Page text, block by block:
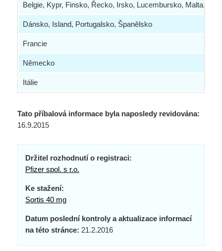
Belgie, Kypr, Finsko, Řecko, Irsko, Lucembursko, Malta,
Dánsko, Island, Portugalsko, Španělsko
Francie
Německo
Itálie
Tato příbalová informace byla naposledy revidována:
16.9.2015
Držitel rozhodnutí o registraci:
Pfizer spol. s r.o.
Ke stažení:
Sortis 40 mg
Datum poslední kontroly a aktualizace informací
na této stránce: 21.2.2016